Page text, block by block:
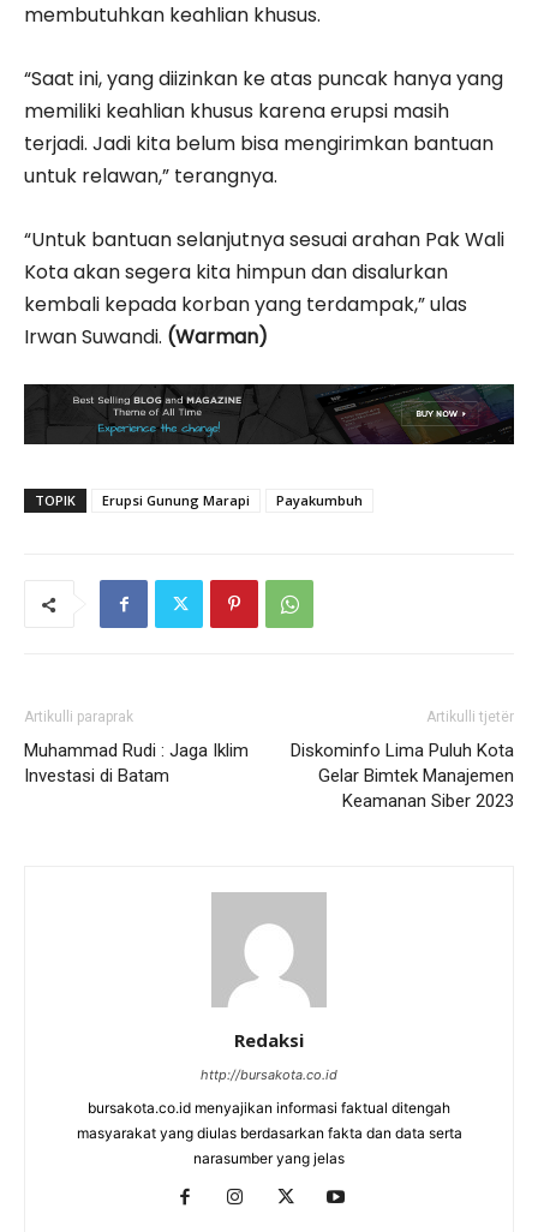
membutuhkan keahlian khusus.
“Saat ini, yang diizinkan ke atas puncak hanya yang
memiliki keahlian khusus karena erupsi masih
terjadi. Jadi kita belum bisa mengirimkan bantuan
untuk relawan,” terangnya.
“Untuk bantuan selanjutnya sesuai arahan Pak Wali
Kota akan segera kita himpun dan disalurkan
kembali kepada korban yang terdampak,” ulas
Irwan Suwandi. (Warman)
TOPIK Erupsi Gunung Marapi Payakumbuh
Artikulli paraprak
Muhammad Rudi : Jaga Iklim
Investasi di Batam
Artikulli tjetër
Diskominfo Lima Puluh Kota
Gelar Bimtek Manajemen
Keamanan Siber 2023
Redaksi
http://bursakota.co.id
bursakota.co.id menyajikan informasi faktual ditengah
masyarakat yang diulas berdasarkan fakta dan data serta
narasumber yang jelas